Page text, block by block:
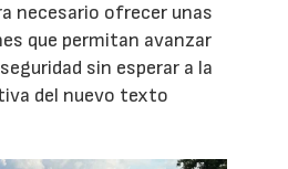
necesario ofrecer unas
que permitan avanzar
sin esperar a la
del nuevo texto